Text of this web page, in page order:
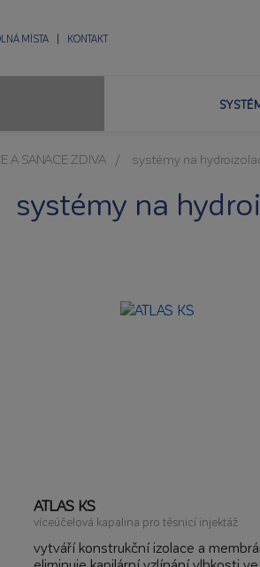
MÍSTA KONTAKT
A SANACE ZDIVA systémy na
systémy na
ATLAS KS
víceúčelová kapalina pro těsnicí injektáž
vytváří konstrukční izolace a